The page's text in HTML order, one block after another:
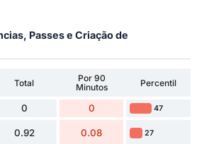
Passes e Criação de
Total
Por 90
Minutos
Percentil
0 0 47
0.92 0.08 27